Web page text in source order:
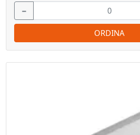
−
ORDINA